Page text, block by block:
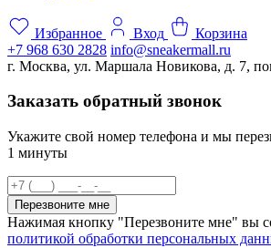
Избранное Вход
Корзина
+7 968 630 2828 info@sneakermall.ru
г. Москва, ул. Маршала Новикова, д. 7,
Заказать обратный звонок
Укажите свой номер телефона и мы
1 минуты
Перезвоните мне
Нажимая кнопку "Перезвоните мне" вы
политикой обработки персональных